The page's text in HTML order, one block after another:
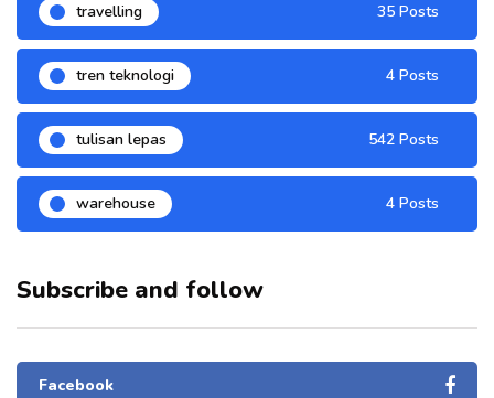
travelling 35 Posts
tren teknologi 4 Posts
tulisan lepas 542 Posts
warehouse 4 Posts
Subscribe and follow
Facebook